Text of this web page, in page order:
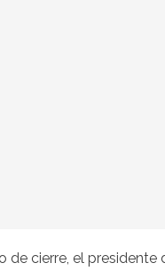
de cierre, el presidente